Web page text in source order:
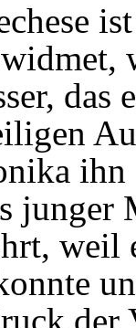
das
ihn
junger